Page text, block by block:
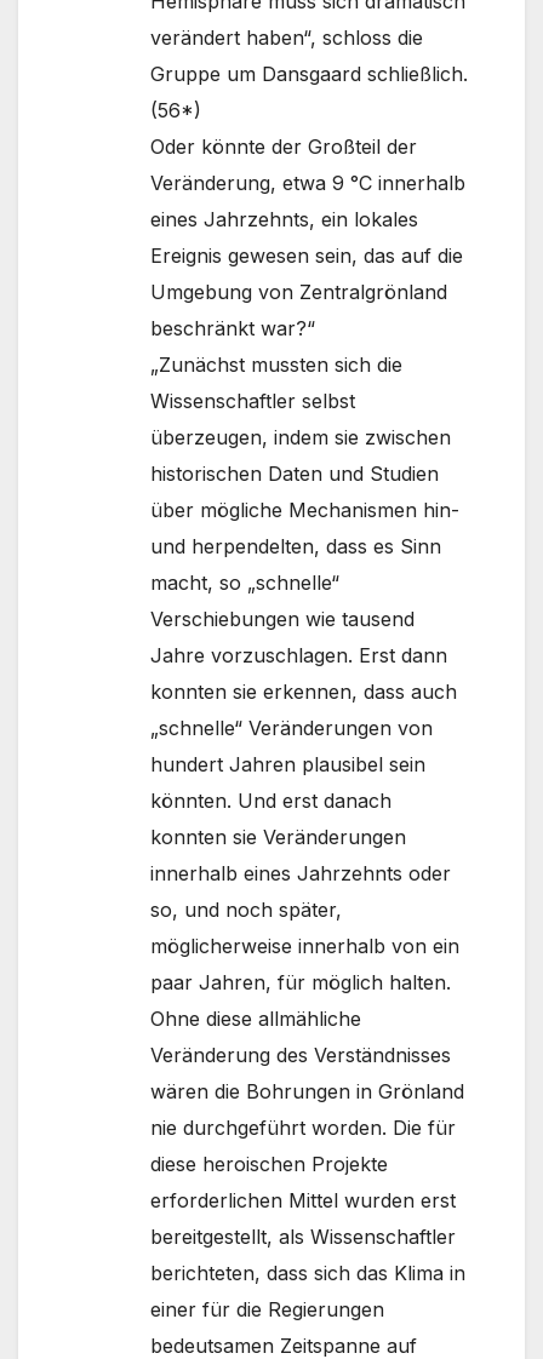
verändert haben“, schloss die
Gruppe um Dansgaard schließlich.
(56*)
Oder könnte der Großteil der
Veränderung, etwa 9 °C innerhalb
eines Jahrzehnts, ein lokales
Ereignis gewesen sein, das auf die
Umgebung von Zentralgrönland
beschränkt war?“
„Zunächst mussten sich die
Wissenschaftler selbst
überzeugen, indem sie zwischen
historischen Daten und Studien
über mögliche Mechanismen hin-
und herpendelten, dass es Sinn
macht, so „schnelle“
Verschiebungen wie tausend
Jahre vorzuschlagen. Erst dann
konnten sie erkennen, dass auch
„schnelle“ Veränderungen von
hundert Jahren plausibel sein
könnten. Und erst danach
konnten sie Veränderungen
innerhalb eines Jahrzehnts oder
so, und noch später,
möglicherweise innerhalb von ein
paar Jahren, für möglich halten.
Ohne diese allmähliche
Veränderung des Verständnisses
wären die Bohrungen in Grönland
nie durchgeführt worden. Die für
diese heroischen Projekte
erforderlichen Mittel wurden erst
bereitgestellt, als Wissenschaftler
berichteten, dass sich das Klima in
einer für die Regierungen
bedeutsamen Zeitspanne auf